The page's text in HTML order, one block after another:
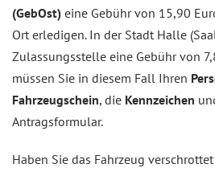
(GebOst) eine Gebühr von 15,90
Ort erledigen. In der Stadt Halle
Zulassungsstelle eine Gebühr von
müssen Sie in diesem Fall Ihren
Fahrzeugschein, die Kennzeichen
Antragsformular.
Haben Sie das Fahrzeug